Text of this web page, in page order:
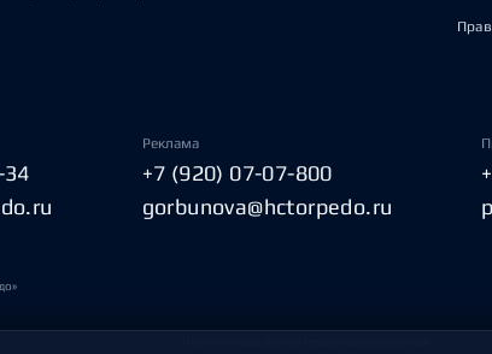
34
Реклама
+7 (920) 07-07-800
gorbunova@hctorpedo.ru